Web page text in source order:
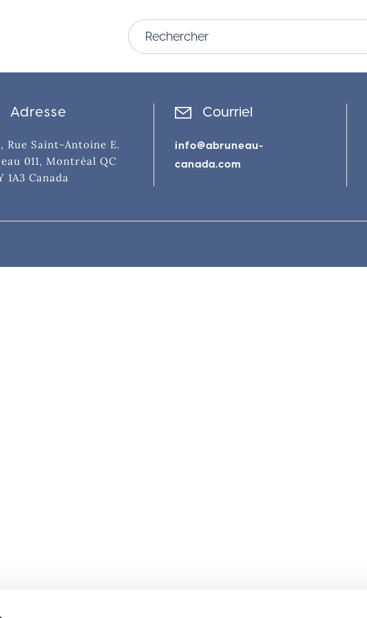
Adresse
Rue Saint-Antoine E.
011, Montréal QC
1A3 Canada
Courriel
info@abruneau-
canada.com